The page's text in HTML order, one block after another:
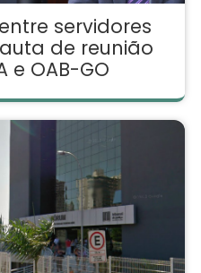
servidores
de reunião
e OAB-GO